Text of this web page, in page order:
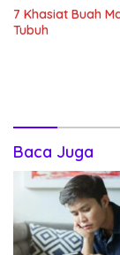
7 Khasiat Buah
Tubuh
Baca Juga